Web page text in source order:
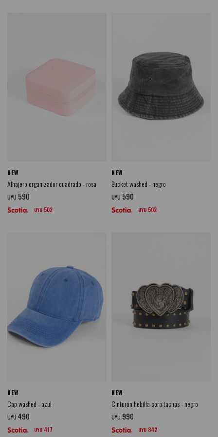
NEW
Alhajero organizador cuadrado - rosa
UYU 590
UYU 502
NEW
Bucket washed - negro
UYU 590
UYU 502
NEW
Cap washed - azul
UYU 490
UYU 417
NEW
Cinturón hebilla cora tachas - negro
UYU 990
UYU 842